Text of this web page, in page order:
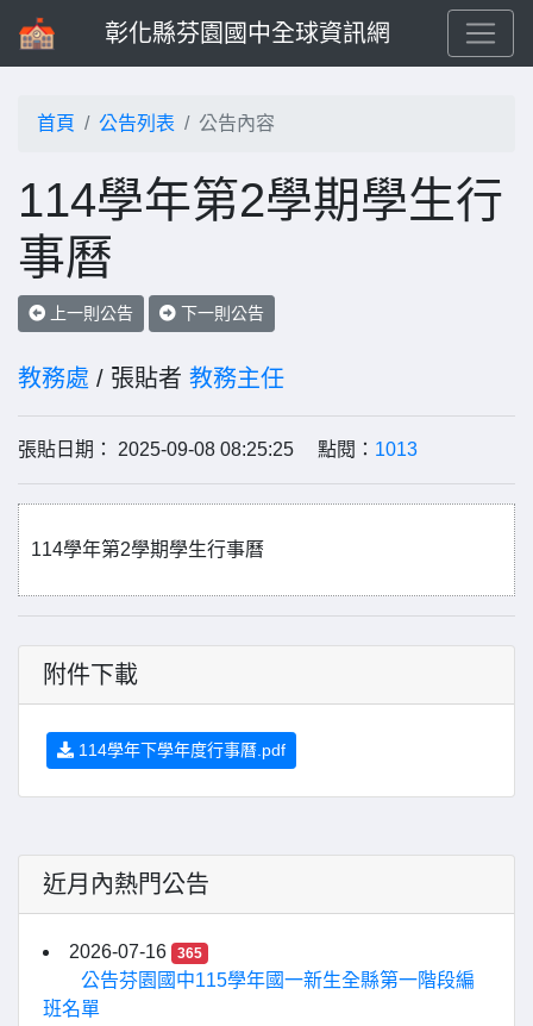
彰化縣芬園國中全球資訊網
首頁 公告列表 公告內容
114學年第2學期學生行
事曆
上一則公告 下一則公告
教務處 / 張貼者 教務主任
張貼日期： 2025-09-08 08:25:25 點閱： 1013
114學年第2學期學生行事曆
附件下載
114學年下學年度行事曆.pdf
近月內熱門公告
2026-07-16 365
公告芬園國中115學年國一新生全縣第一階段編
班名單